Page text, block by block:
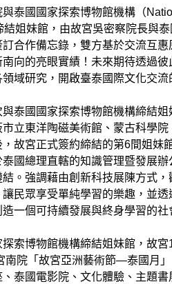
與泰國國家探索博物館機構（
結姐妹館，由故宮吳密察院長與
合作備忘錄，雙方基於交流互
南向的亮眼實績！未來期待透過
域研究，開啟臺泰國際文化交流
泰國國家探索博物館機構締結
立東洋陶磁美術館、蒙古科學
故宮正式簽約締結的第6間姐妹
國總理直轄的知識管理暨發展
。強調藉由創新科技展陳方式
民眾享受單純學習的樂趣，並
一個可持續發展與終身學習的社
索博物館機構締結姐妹館，故
南院「故宮亞洲藝術節—泰國月
泰國電影院、文化體驗、主題